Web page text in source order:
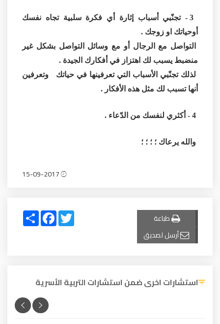
3 - تجنّبي أسباب إثارة أي فكرة سلبية تجاه نفسك
أوحياتك او زوجك .
التواصل مع الرجال أو مع وسائل التواصل بشكل غير
منضبط يسبب لك اهتزاز في أفكارك الجيدة .
لذلك تجنّبي الأسباب التي تعرفينها في حياتك وتعرفين
أنها تسبب لك مثل هذه الأفكار .
والله يرعاك ؛ ؛ ؛ ؛
طباعة
أرسل لصديق
Share
FacebookTwitter
استشارات اخرى ضمن استشارات التربية الأسرية